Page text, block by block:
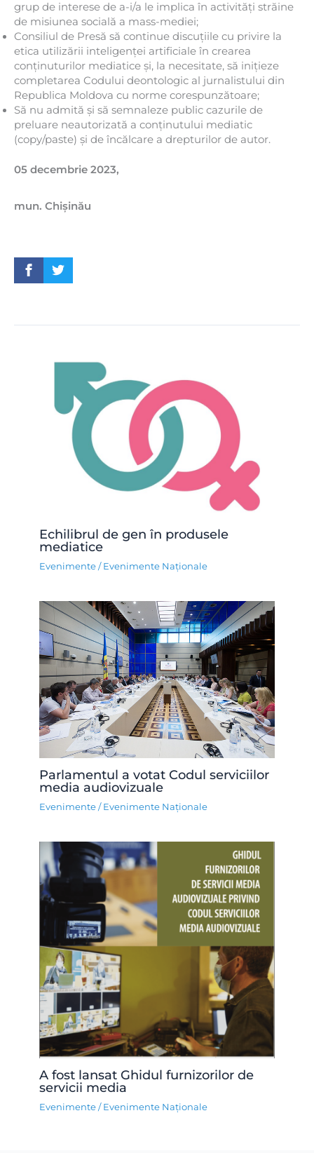
grup de interese de a-i/a le implica în activități străine
de misiunea socială a mass-mediei;
Consiliul de Presă să continue discuțiile cu privire la
etica utilizării inteligenței artificiale în crearea
conținuturilor mediatice și, la necesitate, să inițieze
completarea Codului deontologic al jurnalistului din
Republica Moldova cu norme corespunzătoare;
Să nu admită și să semnaleze public cazurile de
preluare neautorizată a conținutului mediatic
(copy/paste) și de încălcare a drepturilor de autor.
05 decembrie 2023,
mun. Chișinău
Echilibrul de gen în produsele
mediatice
Evenimente / Evenimente Naționale
Parlamentul a votat Codul serviciilor
media audiovizuale
Evenimente / Evenimente Naționale
A fost lansat Ghidul furnizorilor de
servicii media
Evenimente / Evenimente Naționale